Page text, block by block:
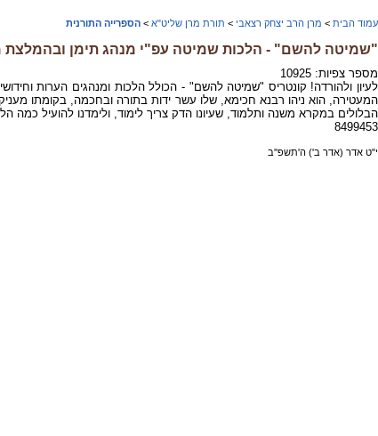
עמוד הבית > מרן הרב יצחק רצאבי > תורת מרן שליט"א > הספרייה התורנית
"שמיטה להשם" - הלכות שמיטה עפ"י מנהג תימן ובהמלצת
מספר צפיות: 10925
לעיון ולהורדה! קונטריס "שמיטה להשם" - הכולל הלכות ומנהגים הערות
המעטירה, הוא ניהו רבנא חכימא, שלו עשר ידות בתורה ובחכמה, בקומתו
8499453
י"ט אדר (אדר ב') ה'תשפ''ב